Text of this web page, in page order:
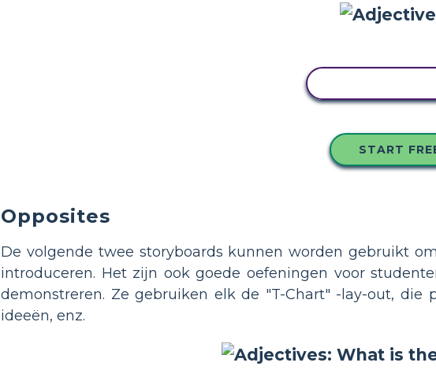
START
Opposites
De volgende twee storyboards kunnen worden gebruikt
introduceren. Het zijn ook goede oefeningen voor
demonstreren. Ze gebruiken elk de "T-Chart" -lay-out,
ideeën, enz.